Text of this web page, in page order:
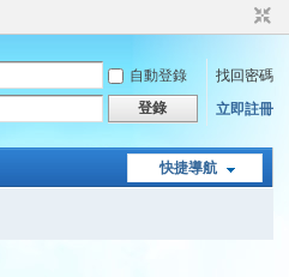
自動登錄
找回密碼
登錄 立即註冊
快捷導航